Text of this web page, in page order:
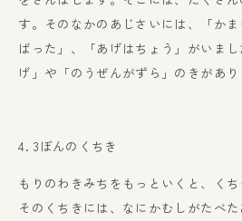
す。そのなかのあじさいには、「か
ばった」、「あげはちょう」がいま
げ」や「のうぜんがずら」のきがあり
4. 3ぼんのくちき
もりのわきみちをもっといくと、くち
そのくちきには、なにかむしがたべ